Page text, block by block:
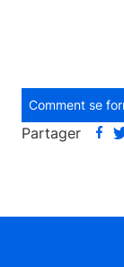
Comment se
Partager